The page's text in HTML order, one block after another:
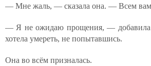
— Мне жаль, — сказала она. — Всем
— Я не ожидаю прощения, —
хотела умереть, не попытавшись.
Она во всём призналась.